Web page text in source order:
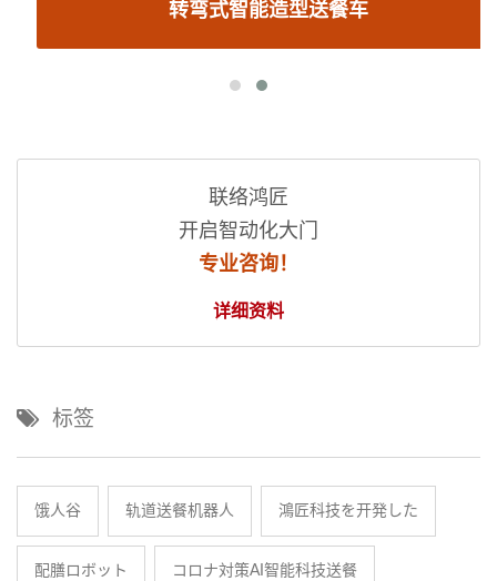
转弯式智能造型送餐车
联络鸿匠
开启智动化大门
专业咨询！
详细资料
标签
饿人谷 轨道送餐机器人 鴻匠科技を开発した
配膳ロボット コロナ対策AI智能科技送餐